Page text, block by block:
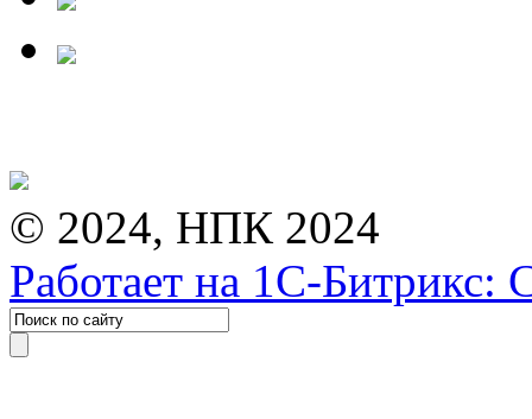
© 2024, НПК 2024
Работает на 1С-Битрикс: